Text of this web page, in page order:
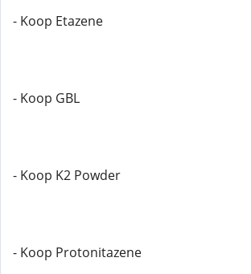
- Koop Etazene
- Koop GBL
- Koop K2 Powder
- Koop Protonitazene